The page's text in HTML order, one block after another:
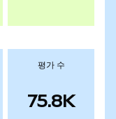
평가 수
75.8K